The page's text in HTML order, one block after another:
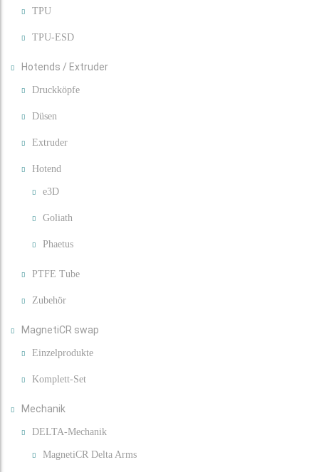
TPU
TPU-ESD
Hotends / Extruder
Druckköpfe
Düsen
Extruder
Hotend
e3D
Goliath
Phaetus
PTFE Tube
Zubehör
MagnetiCR swap
Einzelprodukte
Komplett-Set
Mechanik
DELTA-Mechanik
MagnetiCR Delta Arms